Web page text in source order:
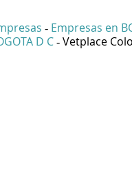
- Empresas en
D C - Vetplace